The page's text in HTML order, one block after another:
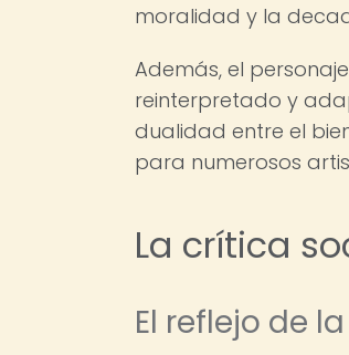
moralidad y la
Además, el
reinterpretado y
dualidad entre el
para numerosos
La crítica
El reflejo de